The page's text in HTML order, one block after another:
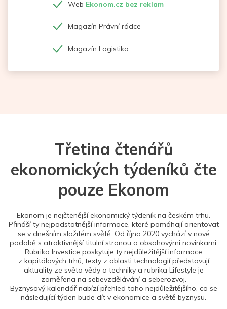
Web Ekonom.cz bez reklam
Magazín Právní rádce
Magazín Logistika
Třetina čtenářů
ekonomických týdeníků čte
pouze Ekonom
Ekonom je nejčtenější ekonomický týdeník na českém trhu.
Přináší ty nejpodstatnější informace, které pomáhají orientovat
se v dnešním složitém světě. Od října 2020 vychází v nové
podobě s atraktivnější titulní stranou a obsahovými novinkami.
Rubrika Investice poskytuje ty nejdůležitější informace
z kapitálových trhů, texty z oblasti technologií představují
aktuality ze světa vědy a techniky a rubrika Lifestyle je
zaměřena na sebevzdělávání a seberozvoj.
Byznysový kalendář nabízí přehled toho nejdůležitějšího, co se
následující týden bude dít v ekonomice a světě byznysu.